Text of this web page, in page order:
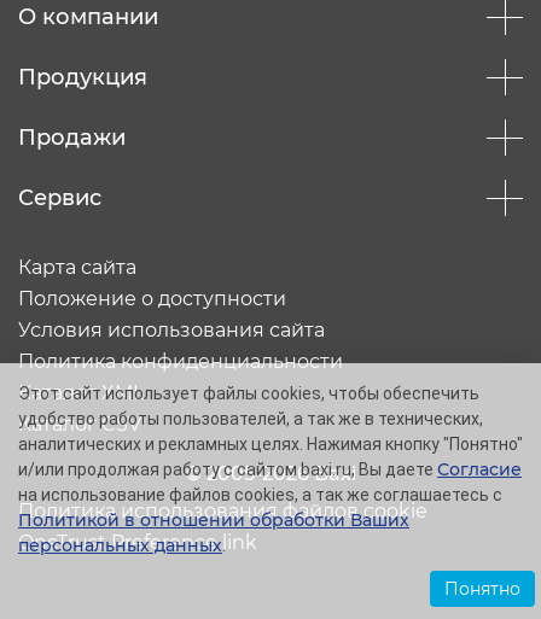
О компании
Продукция
Продажи
Сервис
© 2005-2026 Baxi
Карта сайта
Положение о доступности
Условия использования сайта
Политика конфиденциальности
Каталог XML
Каталог CSV
Политика использования файлов cookie
OneTrust Preference link
Этот сайт использует файлы cookies, чтобы обеспечить
удобство работы пользователей, а так же в технических,
аналитических и рекламных целях. Нажимая кнопку "Понятно"
и/или продолжая работу с сайтом baxi.ru, Вы даете Согласие
на использование файлов cookies, а так же соглашаетесь с
Политикой в отношении обработки Ваших
персональных данных.
Понятно